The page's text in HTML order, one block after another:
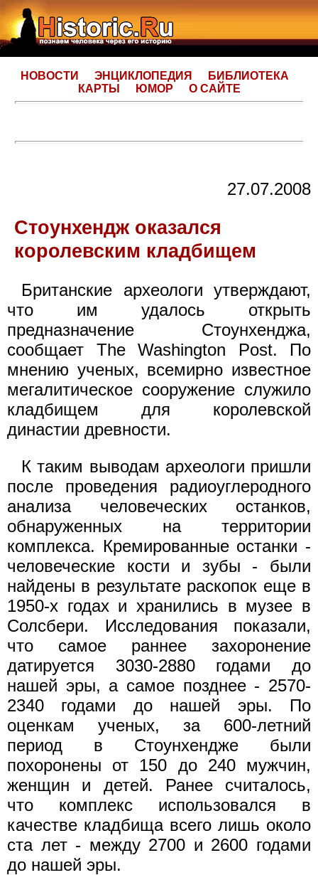
НОВОСТИ ЭНЦИКЛОПЕДИЯ
БИБЛИОТЕКА
КАРТЫ
ЮМОР О САЙТЕ
27.07.2008
Стоунхендж оказался
королевским кладбищем
Британские археологи утверждают,
что им удалось открыть
предназначение Стоунхенджа,
сообщает The Washington Post. По
мнению ученых, всемирно известное
мегалитическое сооружение служило
кладбищем для королевской
династии древности.
К таким выводам археологи пришли
после проведения радиоуглеродного
анализа человеческих останков,
обнаруженных на территории
комплекса. Кремированные останки -
человеческие кости и зубы - были
найдены в результате раскопок еще в
1950-х годах и хранились в музее в
Солсбери. Исследования показали,
что самое раннее захоронение
датируется 3030-2880 годами до
нашей эры, а самое позднее - 2570-
2340 годами до нашей эры. По
оценкам ученых, за 600-летний
период в Стоунхендже были
похоронены от 150 до 240 мужчин,
женщин и детей. Ранее считалось,
что комплекс использовался в
качестве кладбища всего лишь около
ста лет - между 2700 и 2600 годами
до нашей эры.